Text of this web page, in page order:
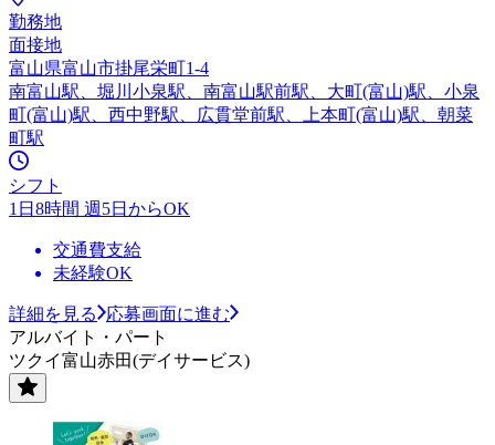
勤務地
面接地
富山県富山市掛尾栄町1-4
南富山駅、堀川小泉駅、南富山駅前駅、大町(富山)駅、小泉
町(富山)駅、西中野駅、広貫堂前駅、上本町(富山)駅、朝菜
町駅
シフト
1日8時間 週5日からOK
交通費支給
未経験OK
詳細を見る
応募画面に進む
アルバイト・パート
ツクイ富山赤田(デイサービス)